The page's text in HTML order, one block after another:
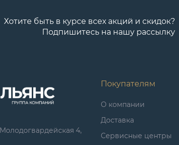
Хотите быть в курсе всех акций и скидок?
Подпишитесь на нашу рассылку
4,
Покупателям
О компании
Доставка
Сервисные центры